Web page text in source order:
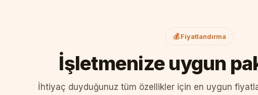
💰 Fiyatlandırma
İşletmenize uygun
İhtiyaç duyduğunuz tüm özellikler için en uygun